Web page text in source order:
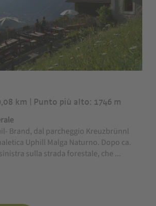
km | Punto più alto: 1746 m
Brand, dal parcheggio Kreuzbrünnl
Uphill Malga Naturno. Dopo ca.
sulla strada forestale, che ...